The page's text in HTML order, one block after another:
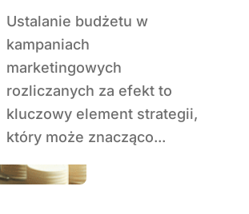
Ustalanie budżetu w
kampaniach
marketingowych
rozliczanych za efekt to
kluczowy element strategii,
który może znacząco...